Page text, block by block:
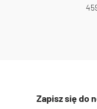
Zapisz się do